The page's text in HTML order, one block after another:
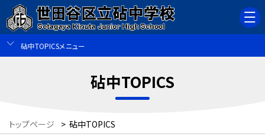
砧中TOPICSメニュー
砧中TOPICS
トップページ > 砧中TOPICS